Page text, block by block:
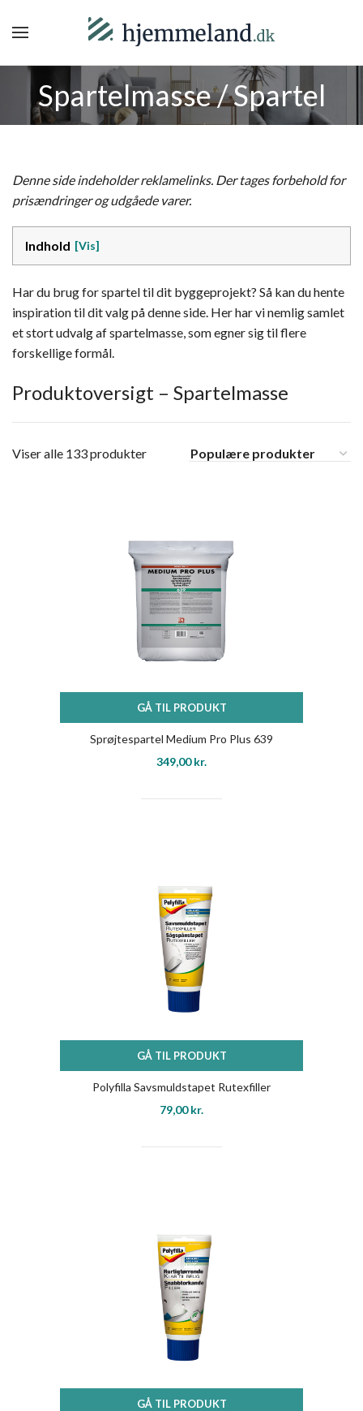
Spartelmasse / Spartel
Denne side indeholder reklamelinks. Der tages forbehold for
prisændringer og udgåede varer.
Indhold
Har du brug for spartel til dit byggeprojekt? Så kan du hente
inspiration til dit valg på denne side. Her har vi nemlig samlet
et stort udvalg af spartelmasse, som egner sig til flere
forskellige formål.
Produktoversigt – Spartelmasse
Viser alle 133 produkter
GÅ TIL PRODUKT
Sprøjtespartel Medium Pro Plus 639
349,00kr.
GÅ TIL PRODUKT
Polyfilla Savsmuldstapet Rutexfiller
79,00kr.
GÅ TIL PRODUKT